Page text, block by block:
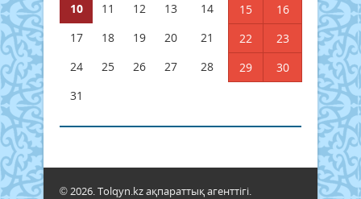
10
11 12 13 14 15
16
17
18 19 20 21 22
23
24
25 26 27 28 29
30
31
© 2026. Tolqyn.kz ақпараттық агенттігі.